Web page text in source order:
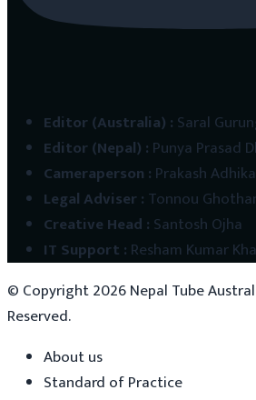
Editor (Australia) : Saral
Editor (Nepal) : Punya Prasad
Cameraperson : Prakash
Legal Adviser: Tonnou
Creative Head : Santosh Ojha
IT Support : Resham Kumar
© Copyright2026Nepal Tube
Reserved.
About us
Standard of Practice